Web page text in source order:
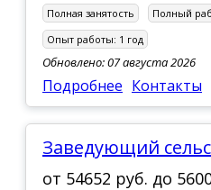
Полная занятость
Полный
Опыт работы: 1 год
Обновлено: 07 августа 2026
Подробнее Контакты
Заведующий
от 54652 руб. до